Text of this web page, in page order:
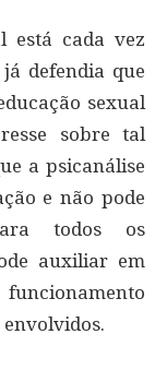
está cada vez
defendia que
sexual
sobre tal
a psicanálise
e não pode
todos os
auxiliar em